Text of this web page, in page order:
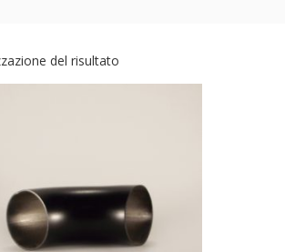
del risultato